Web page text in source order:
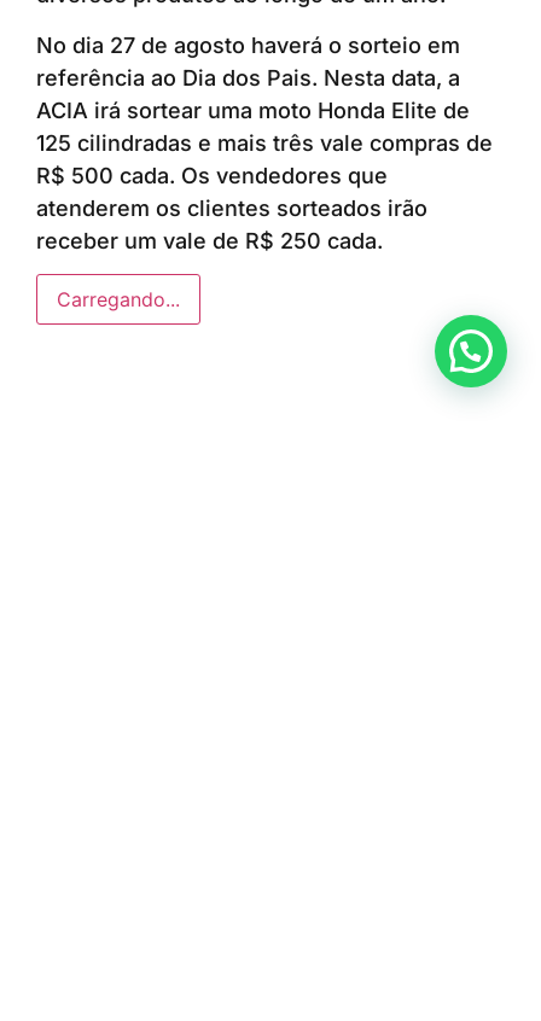
No dia 27 de agosto haverá o sorteio em
referência ao Dia dos Pais. Nesta data, a
ACIA irá sortear uma moto Honda Elite de
125 cilindradas e mais três vale compras de
R$ 500 cada. Os vendedores que
atenderem os clientes sorteados irão
receber um vale de R$ 250 cada.
Carregando...